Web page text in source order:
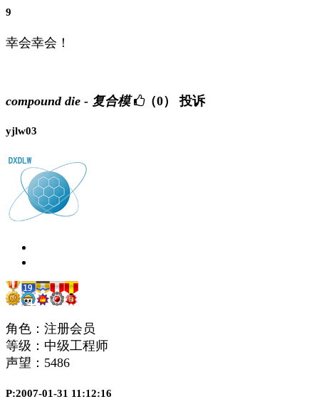
9
幸会幸会！
compound die - 复合模 （0） 投诉
yjlw03
角色：注册会员
等级：中级工程师
声望： 5486
P:2007-01-31 11:12:16